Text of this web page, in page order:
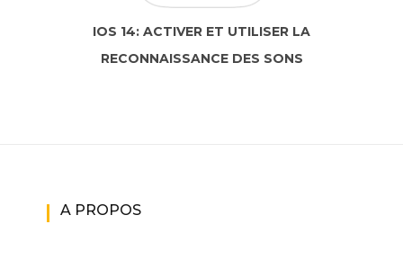
IOS 14: ACTIVER ET UTILISER LA
RECONNAISSANCE DES SONS
A PROPOS